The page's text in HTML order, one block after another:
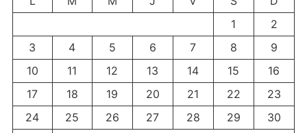
1
2
3
4 5 6 7 8
9
10
11 12 13 14 15
16
17
18 19 20 21 22
23
24
25 26 27 28 29
30